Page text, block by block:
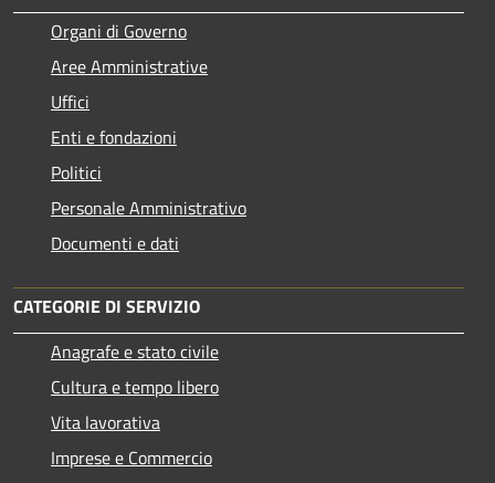
Organi di Governo
Aree Amministrative
Uffici
Enti e fondazioni
Politici
Personale Amministrativo
Documenti e dati
CATEGORIE DI SERVIZIO
Anagrafe e stato civile
Cultura e tempo libero
Vita lavorativa
Imprese e Commercio